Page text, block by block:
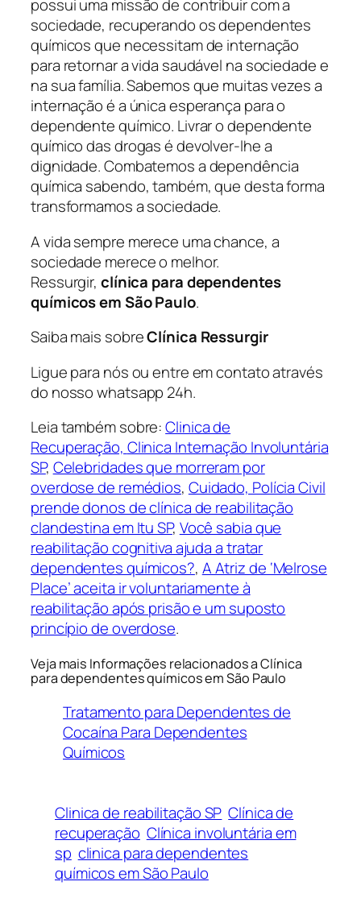
possui uma missão de contribuir com a
sociedade, recuperando os dependentes
químicos que necessitam de internação
para retornar a vida saudável na sociedade e
na sua família. Sabemos que muitas vezes a
internação é a única esperança para o
dependente químico. Livrar o dependente
químico das drogas é devolver-lhe a
dignidade. Combatemos a dependência
química sabendo, também, que desta forma
transformamos a sociedade.
A vida sempre merece uma chance, a
sociedade merece o melhor.
Ressurgir, clínica para dependentes
químicos em São Paulo.
Saiba mais sobreClínica Ressurgir
Ligue para nós ou entre em contato através
do nosso whatsapp 24h.
Leia também sobre:Clinica de
Recuperação, Clinica Internação Involuntária
SP, Celebridades que morreram por
overdose de remédios, Cuidado, Polícia Civil
prende donos de clínica de reabilitação
clandestina em Itu SP, Você sabia que
reabilitação cognitiva ajuda a tratar
dependentes químicos?, A Atriz de ‘Melrose
Place’ aceita ir voluntariamente à
reabilitação após prisão e um suposto
princípio de overdose.
Veja mais Informações relacionados a Clínica
para dependentes químicos em São Paulo
Tratamento para Dependentes de
Cocaína Para Dependentes
Químicos
Clinica de reabilitação SP Clínica de
recuperação Clínica involuntária em
sp clinica para dependentes
químicos em São Paulo